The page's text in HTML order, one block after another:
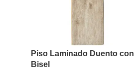
Piso Laminado Duento con
Bisel